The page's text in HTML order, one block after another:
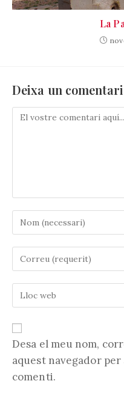
La
Deixa un comentari
Comenta
nom
o
nom
d'usuari
per
comentar
adreça
electrònica
comentar
vostra
web
(opcional)
Desa el meu nom,
aquest navegador per
comenti.